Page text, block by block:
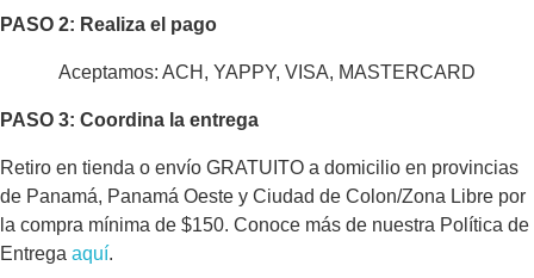
PASO 2: Realiza el pago
Aceptamos: ACH, YAPPY, VISA, MASTERCARD
PASO 3: Coordina la entrega
Retiro en tienda o envío GRATUITO a domicilio en provincias
de Panamá, Panamá Oeste y Ciudad de Colon/Zona Libre por
la compra mínima de $150. Conoce más de nuestra Política de
Entrega aquí.